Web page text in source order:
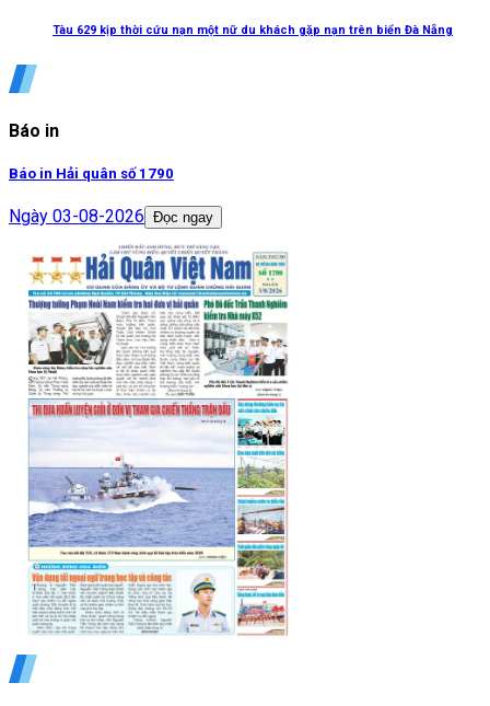
Tàu 629 kịp thời cứu nạn một nữ du khách gặp nạn trên biển Đà Nẵng
Báo in
Báo in Hải quân số 1790
Ngày 03-08-2026 Đọc ngay